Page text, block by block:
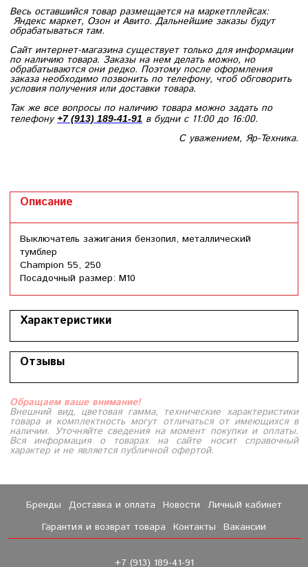
Весь оставшийся товар размещается на маркетплейсах:
Яндекс маркет, Озон и Авито. Дальнейшие заказы будут
обрабатываться там.
Сайт интернет-магазина существует только для информации
по наличию товара. Заказы на нем делать можно, но
обрабатываются они редко. Поэтому после оформления
заказа необходимо позвонить по телефону, чтоб обговорить
условия получения или доставки товара.
Так же все вопросы по наличию товара можно задать по
телефону+7 (913) 189-41-91 в будни с 11:00 до 16:00.
С уважением, Яр-Техника.
Описание
Выключатель зажигания бензопил, металлический
тумблер
Champion 55, 250
Посадочный размер: М10
Характеристики
Отзывы
Обращаем ваше внимание!
Внешний вид, цветовая гамма, технические характеристики
товара и комплектность могут отличаться от имеющихся в
наличии. Уточняйте сведения на момент покупки и оплаты.
Вся информация о товарах на сайте носит справочный
характер и не является публичной офертой.
Бренды Доставка и оплата Новости
Личный кабинет
Гарантия и возврат товара Контакты Вакансии
+7 (913) 189-41-91